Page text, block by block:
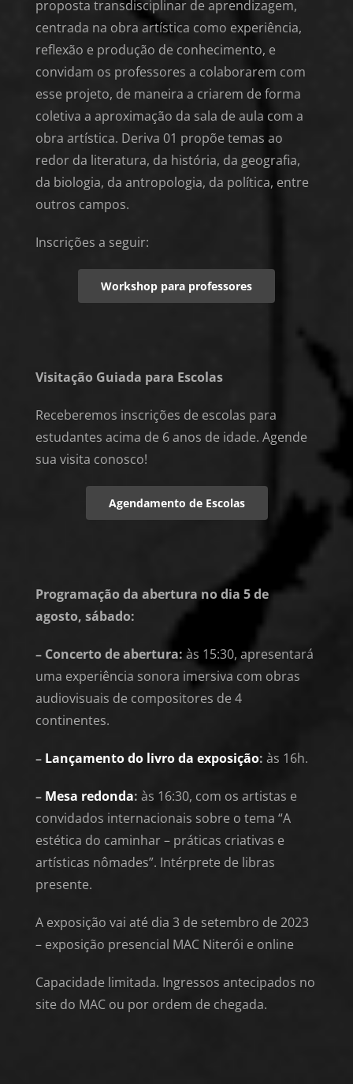
proposta transdisciplinar de aprendizagem,
centrada na obra artística como experiência,
reflexão e produção de conhecimento, e
convidam os professores a colaborarem com
esse projeto, de maneira a criarem de forma
coletiva a aproximação da sala de aula com a
obra artística. Deriva 01 propõe temas ao
redor da literatura, da história, da geografia,
da biologia, da antropologia, da política, entre
outros campos.
Inscrições a seguir:
Workshop para professores
Visitação Guiada para Escolas
Receberemos inscrições de escolas para
estudantes acima de 6 anos de idade. Agende
sua visita conosco!
Agendamento de Escolas
Programação da abertura no dia 5 de
agosto, sábado:
– Concerto de abertura: às 15:30, apresentará
uma experiência sonora imersiva com obras
audiovisuais de compositores de 4
continentes.
– Lançamento do livro da exposição: às 16h.
– Mesa redonda: às 16:30, com os artistas e
convidados internacionais sobre o tema “A
estética do caminhar – práticas criativas e
artísticas nômades”. Intérprete de libras
presente.
A exposição vai até dia 3 de setembro de 2023
– exposição presencial MAC Niterói e online
Capacidade limitada. Ingressos antecipados no
site do MAC ou por ordem de chegada.